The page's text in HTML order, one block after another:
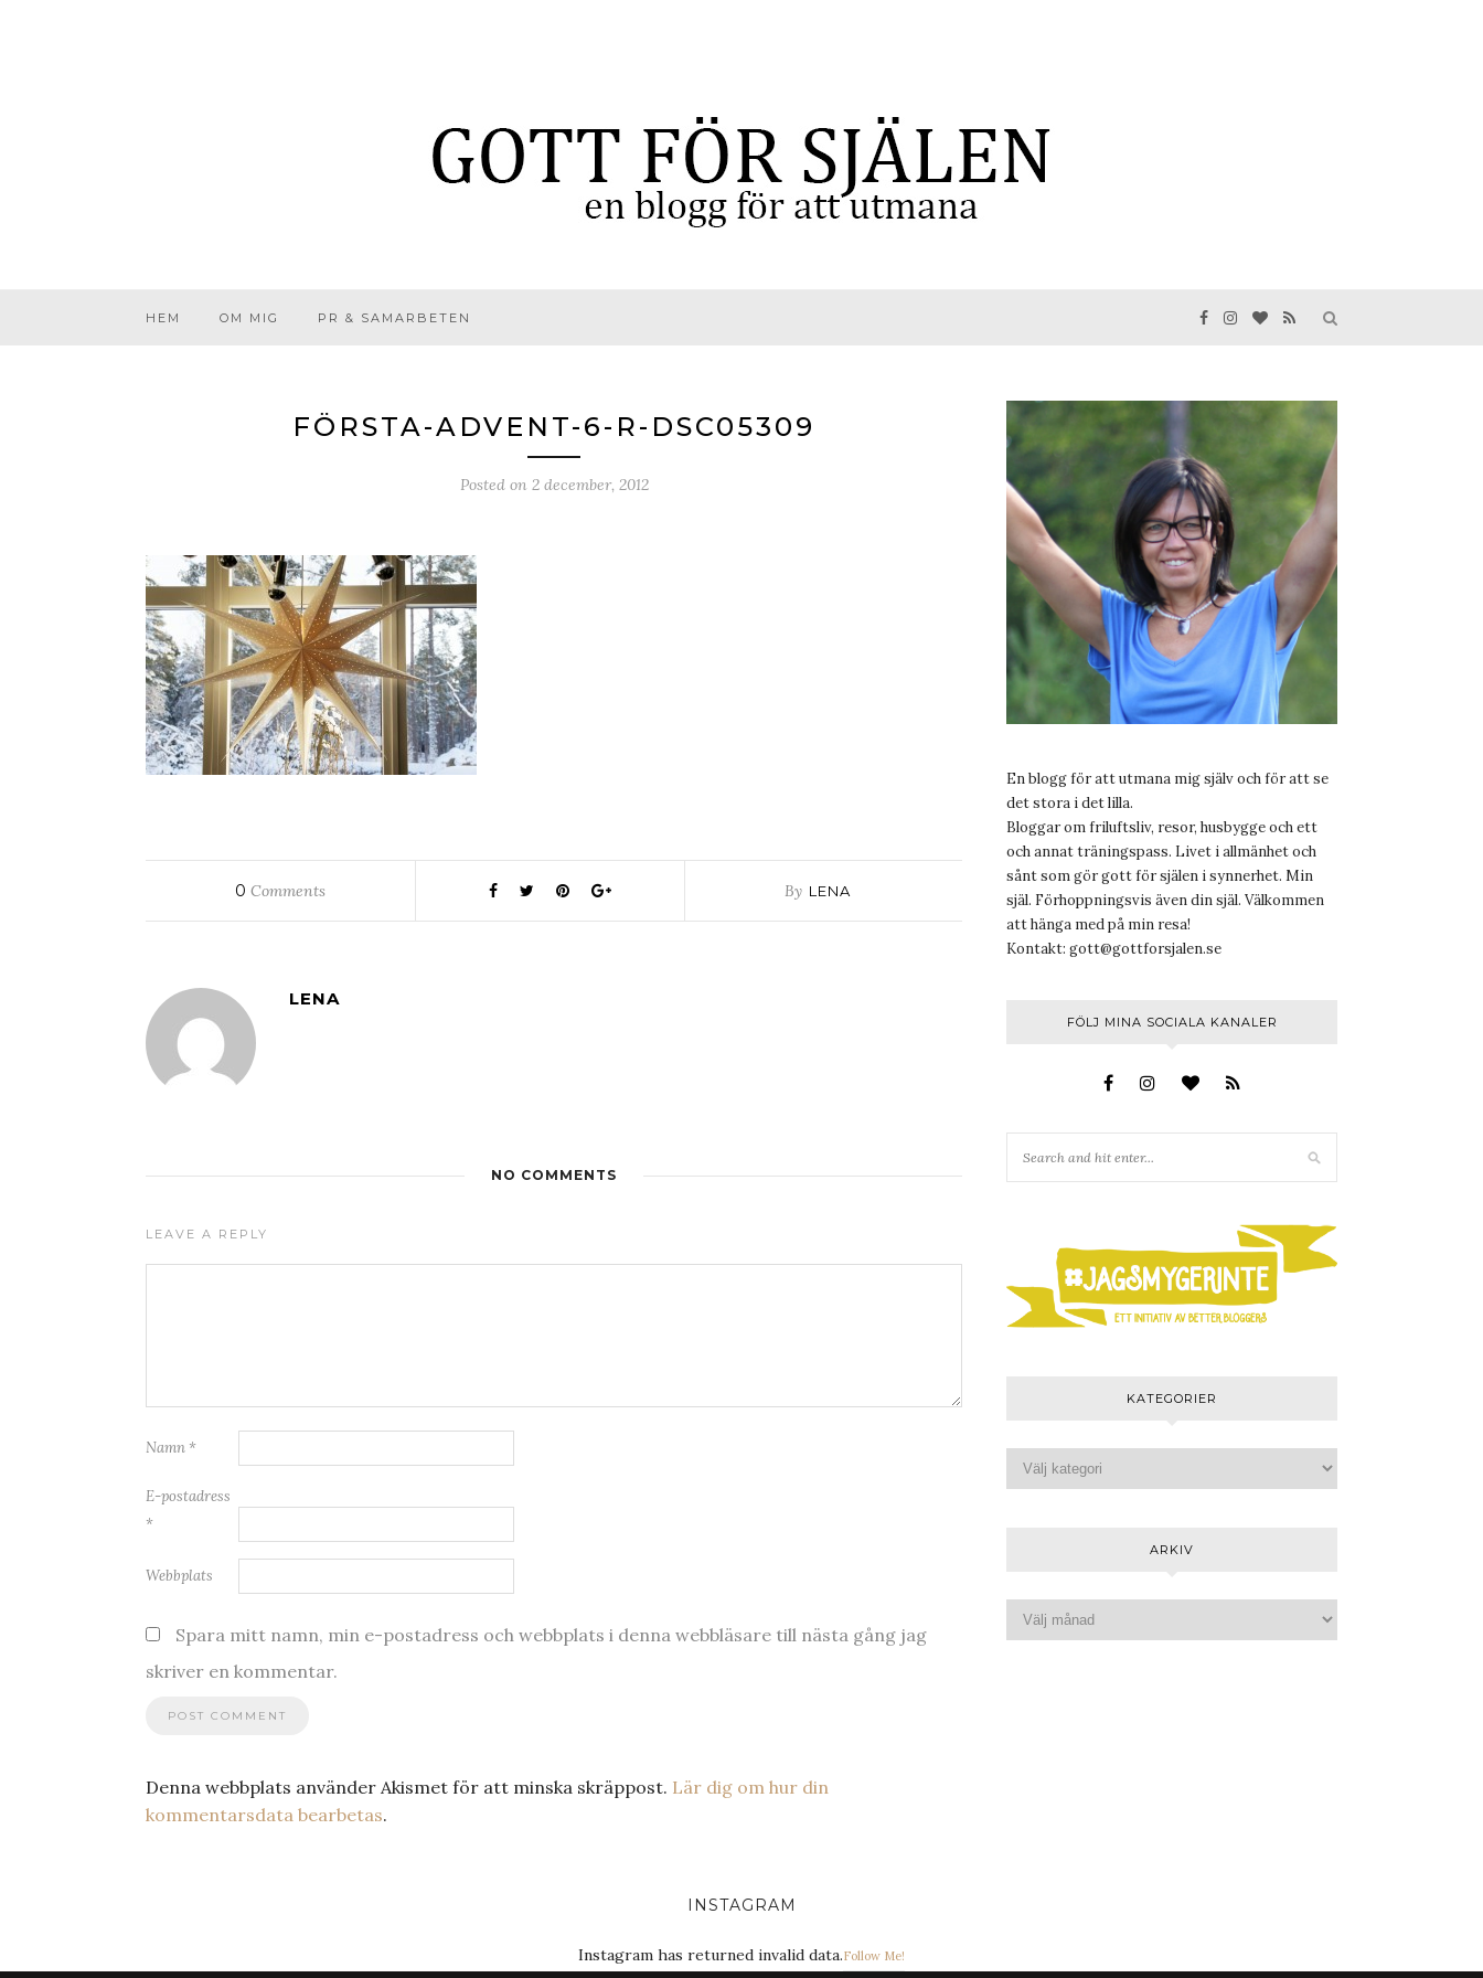
HEM OM MIG PR & SAMARBETEN
FÖRSTA-ADVENT-6-R-DSC05309
Posted on 2 december, 2012
0 Comments By LENA
LENA
NO COMMENTS
LEAVE A REPLY
Namn *
E-postadress
*
Webbplats
Spara mitt namn, min e-postadress och webbplats i denna webbläsare till nästa gång jag
skriver en kommentar.
Denna webbplats använder Akismet för att minska skräppost. Lär dig om hur din
kommentarsdata bearbetas.
En blogg för att utmana mig själv och för att se
det stora i det lilla.
Bloggar om friluftsliv, resor, husbygge och ett
och annat träningspass. Livet i allmänhet och
sånt som gör gott för själen i synnerhet. Min
själ. Förhoppningsvis även din själ. Välkommen
att hänga med på min resa!
Kontakt: gott@gottforsjalen.se
FÖLJ MINA SOCIALA KANALER
KATEGORIER
ARKIV
INSTAGRAM
Instagram has returned invalid data.Follow Me!